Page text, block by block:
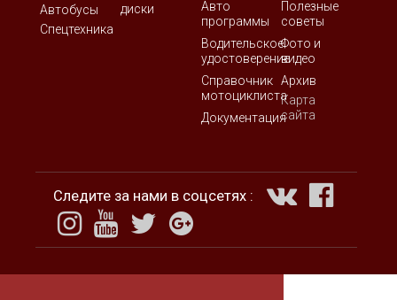
Автобусы
Спецтехника
диски Авто
программы
Водительское
удостоверение
Справочник
мотоциклиста
Документация
Полезные
советы
Фото и
видео
Архив
Карта
сайта
Следите за нами в соцсетях :